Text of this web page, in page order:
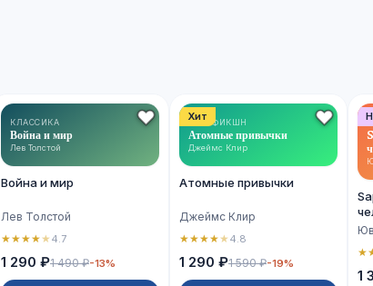
КЛАССИКА
Война и мир
Лев Толстой
Война и мир
Лев Толстой
★★★★★4.7
1 290 ₽1 490 ₽-13%
Хит
НОН-ФИКШН
Атомные привычки
Джеймс Клир
Атомные привычки
Джеймс Клир
★★★★★4.8
1 290 ₽1 590 ₽-19%
★
1